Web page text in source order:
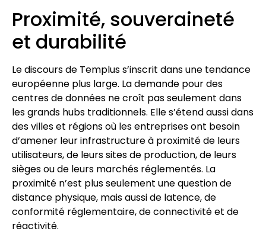
Proximité, souveraineté
et durabilité
Le discours de Templus s’inscrit dans une tendance
européenne plus large. La demande pour des
centres de données ne croît pas seulement dans
les grands hubs traditionnels. Elle s’étend aussi dans
des villes et régions où les entreprises ont besoin
d’amener leur infrastructure à proximité de leurs
utilisateurs, de leurs sites de production, de leurs
sièges ou de leurs marchés réglementés. La
proximité n’est plus seulement une question de
distance physique, mais aussi de latence, de
conformité réglementaire, de connectivité et de
réactivité.